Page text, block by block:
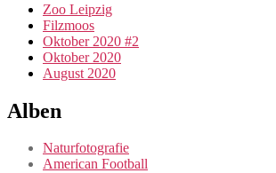
Zoo Leipzig
Filzmoos
Oktober 2020 #2
Oktober 2020
August 2020
Alben
Naturfotografie
American Football